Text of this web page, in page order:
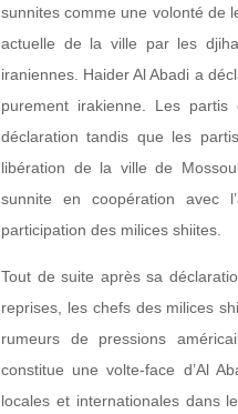
sunnites comme une volonté de
actuelle de la ville par les
iraniennes. Haider Al Abadi a
purement irakienne. Les
déclaration tandis que les
libération de la ville de
sunnite en coopération avec
participation des milices shiites.
Tout de suite après sa
reprises, les chefs des milices
rumeurs de pressions
constitue une volte-face d’Al
locales et internationales dans